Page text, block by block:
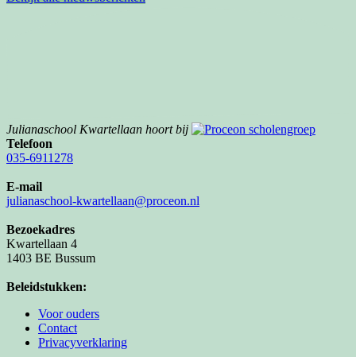
Julianaschool Kwartellaan hoort bij
Telefoon
035-6911278
E-mail
julianaschool-kwartellaan@proceon.nl
Bezoekadres
Kwartellaan 4
1403 BE Bussum
Beleidstukken:
Voor ouders
Contact
Privacyverklaring